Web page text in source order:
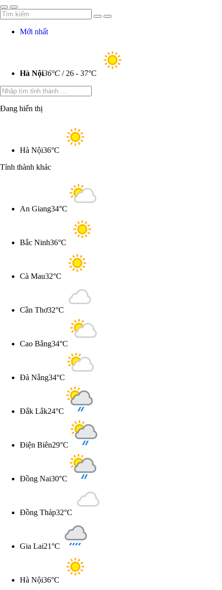
Mới nhất
Hà Nội36°C / 26 - 37°C
Đang hiển thị
Hà Nội36°C
Tỉnh thành khác
An Giang34°C
Bắc Ninh36°C
Cà Mau32°C
Cần Thơ32°C
Cao Bẳng34°C
Đà Nẵng34°C
Đắk Lắk24°C
Điện Biên29°C
Đồng Nai30°C
Đồng Tháp32°C
Gia Lai21°C
Hà Nội36°C